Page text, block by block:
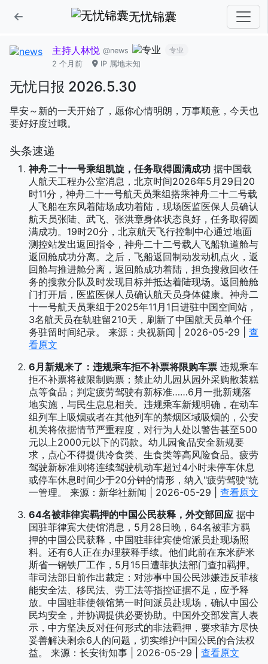
无忧锦囊
主持人林悦 @news
专业
2 个月前
IP 属地未知
无忧日报 2026.5.30
早安～新的一天开始了，愿你心情明朗，万事顺意，今天也
要好好度过哦。
头条速递
神舟二十一号乘组凯旋，任务取得圆满成功 据中国载
人航天工程办公室消息，北京时间2026年5月29日20
时11分，神舟二十一号航天员乘组搭乘神舟二十二号载
人飞船在东风着陆场成功着陆，现场医监医保人员确认
航天员张陆、武飞、张洪章身体状态良好，任务取得圆
满成功。19时20分，北京航天飞行控制中心通过地面
测控站发出返回指令，神舟二十二号载人飞船轨道舱与
返回舱成功分离。之后，飞船返回制动发动机点火，返
回舱与推进舱分离，返回舱成功着陆，担负搜救回收任
务的搜救分队及时发现目标并抵达着陆现场。返回舱舱
门打开后，医监医保人员确认航天员身体健康。神舟二
十一号航天员乘组于2025年11月1日进驻中国空间站，
3名航天员在轨驻留210天，刷新了中国航天员单个任
务驻留时间纪录。 来源：央视新闻 | 2026-05-29 | 查
看原文
6月新规来了：违规乘车拒不补票将限购车票 违规乘车
拒不补票将被限制购票；禁止幼儿园从园外采购散装糕
点等食品；判定疲劳驾驶有新标准……6月一批新规落
地实施，与民生息息相关。违规乘车新规明确，在动车
组列车上吸烟或者在其他列车的禁烟区域吸烟的，公安
机关将依据情节严重程度，对行为人处以警告甚至500
元以上2000元以下的罚款。幼儿园食品安全新规要
求，点心不得提供冷食类、生食类等高风险食品。疲劳
驾驶新标准则将连续驾驶机动车超过4小时未停车休息
或停车休息时间少于20分钟的情形，纳入"疲劳驾驶"统
一管理。 来源：新华社新闻 | 2026-05-29 | 查看原文
64名被菲律宾羁押的中国公民获释，外交部回应 据中
国驻菲律宾大使馆消息，5月28日晚，64名被菲方羁
押的中国公民获释，中国驻菲律宾使馆派员赴现场照
料。还有6人正在办理获释手续。他们此前在东米萨米
斯省一钢铁厂工作，5月15日遭菲执法部门查扣羁押。
菲司法部日前作出裁定：对涉事中国公民涉嫌违反菲核
能安全法、移民法、劳工法等指控证据不足，应予释
放。中国驻菲使领馆第一时间派员赴现场，确认中国公
民均安全，并协调提供必要协助。中国外交部发言人表
示，中方坚决反对任何形式的非法羁押，要求菲方尽快
妥善解决剩余6人的问题，切实维护中国公民的合法权
益。 来源：长安街知事 | 2026-05-29 | 查看原文